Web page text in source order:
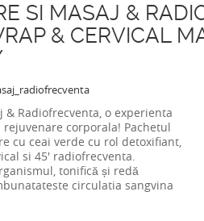
SI MASAJ &
& CERVICAL
& Radiofrecventa, o experienta
corporala! Pachetul
cu ceai verde cu rol detoxifiant,
si 45' radiofrecventa.
tonifică și redă
circulatia sangvina